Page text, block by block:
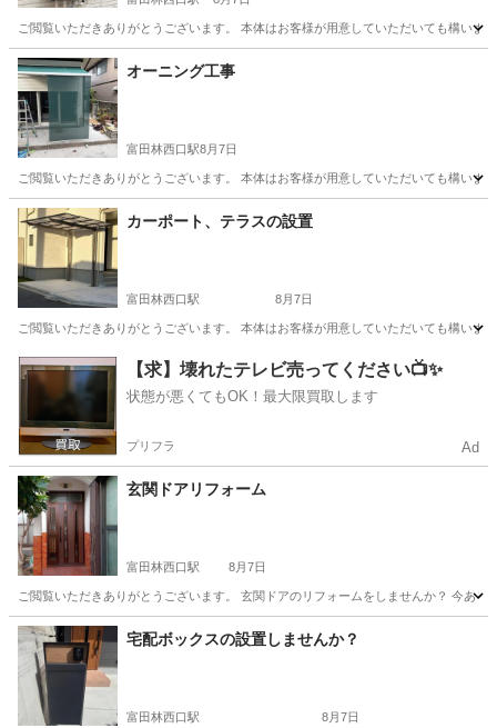
ご閲覧いただきありがとうございます。 本体はお客様が用意していただいても構い
大阪 富田林市 富田林西口駅
オーニング工事
富田林西口駅8月7日
ご閲覧いただきありがとうございます。 本体はお客様が用意していただいても構い
大阪 富田林市 富田林西口駅 リフォーム
カーポート、テラスの設置
富田林西口駅 8月7日
ご閲覧いただきありがとうございます。 本体はお客様が用意していただいても構い
大阪 富田林市 富田林西口駅 リフォーム カーポート
【求】壊れたテレビ売ってください📺✨
状態が悪くてもOK！最大限買取します
プリフラ Ad
玄関ドアリフォーム
富田林西口駅 8月7日
ご閲覧いただきありがとうございます。 玄関ドアのリフォームをしませんか？ 今あ
大阪 富田林市 富田林西口駅 その他 給湯器
宅配ボックスの設置しませんか？
富田林西口駅 8月7日